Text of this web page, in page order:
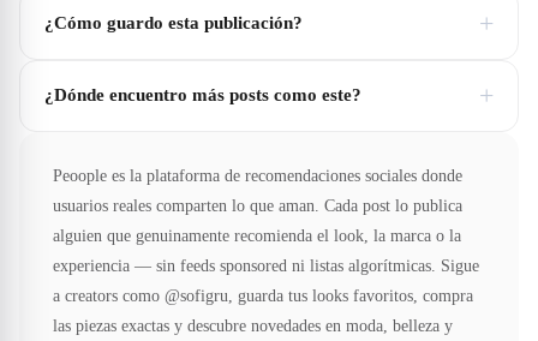
¿Cómo guardo esta publicación? +
¿Dónde encuentro más posts como este? +
Peoople es la plataforma de recomendaciones sociales donde
usuarios reales comparten lo que aman. Cada post lo publica
alguien que genuinamente recomienda el look, la marca o la
experiencia — sin feeds sponsored ni listas algorítmicas. Sigue
a creators como @sofigru, guarda tus looks favoritos, compra
las piezas exactas y descubre novedades en moda, belleza y